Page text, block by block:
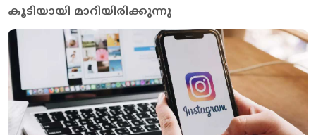
കൂടിയായി മാറിയിരിക്കുന്നു